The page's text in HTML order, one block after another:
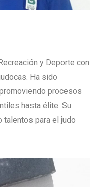
y Deporte con
Ha sido
procesos
hasta élite. Su
para el judo